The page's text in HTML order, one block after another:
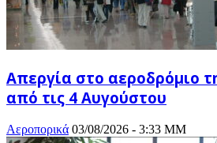
Απεργία στο αεροδρόμιο
από τις 4 Αυγούστου
Αεροπορικά 03/08/2026 - 3:33 ΜΜ